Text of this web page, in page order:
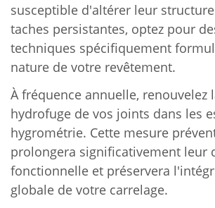
susceptible d'altérer leur
taches persistantes, optez pour
techniques spécifiquement
nature de votre revêtement.
À fréquence annuelle, renouvelez
hydrofuge de vos joints dans les
hygrométrie. Cette mesure
prolongera significativement leur
fonctionnelle et préservera
globale de votre carrelage.